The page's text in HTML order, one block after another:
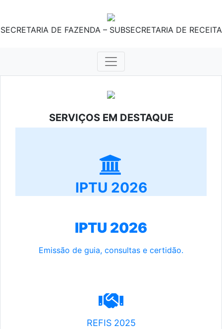
SECRETARIA DE FAZENDA – SUBSECRETARIA DE RECEITA
SERVIÇOS EM DESTAQUE
IPTU 2026
IPTU 2026
Emissão de guia, consultas e certidão.
REFIS 2025